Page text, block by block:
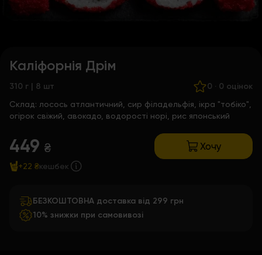
Каліфорнія Дрім
310 г | 8 шт 0 · 0 оцінок
Склад: лосось атлантичний, сир філадельфія, ікра "тобіко",
огірок свіжий, авокадо, водорості норі, рис японський
449 ₴ Хочу
+22 ₴кешбек
БЕЗКОШТОВНА доставка від 299 грн
10% знижки при самовивозі